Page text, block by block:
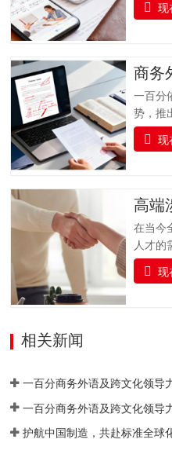
合与专
核心，
踪科研
供文
取关键
一、
文提交
前准备
备工作
现
商务
一百分
势，推
律、金
教育等
面提升
基础、
复合型
行业人
系统
（JLPT
现
高端
在当今
人才的
人才猎
接国内
又深谙
严谨
荐到您
展战略
现
相关新闻
护航中国制造，共赴标准全球